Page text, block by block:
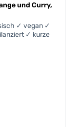
und Curry,
✓ vegan ✓
✓ kurze